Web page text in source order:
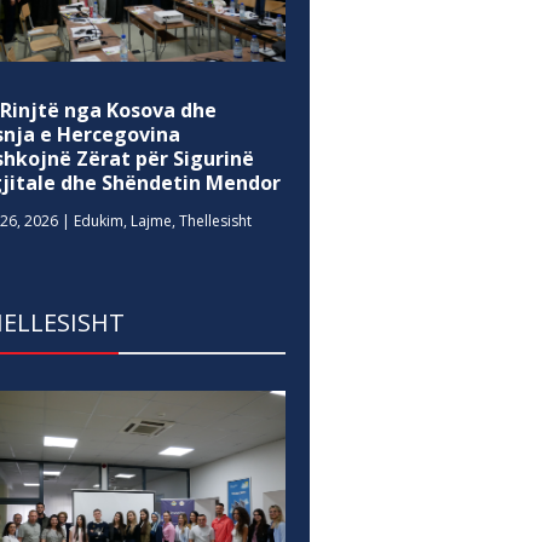
nga Kosova dhe
e Hercegovina
Zërat për Sigurinë
dhe Shëndetin Mendor
2026 | Edukim, Lajme,Thellesisht